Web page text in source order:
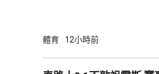
家見面。 34歲的沙拿上季同效力了9年的英超
體育 12小時前